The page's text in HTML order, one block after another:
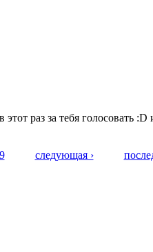
раз за тебя голосовать
9 следующая ›